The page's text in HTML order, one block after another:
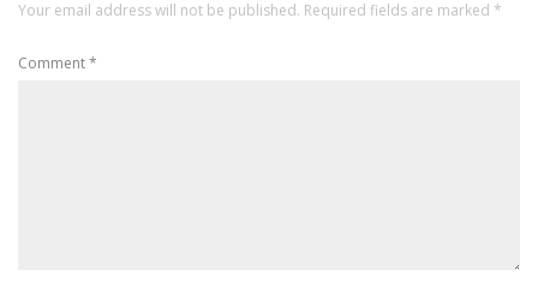
Your email address will not be published. Required fields are marked *
Comment*